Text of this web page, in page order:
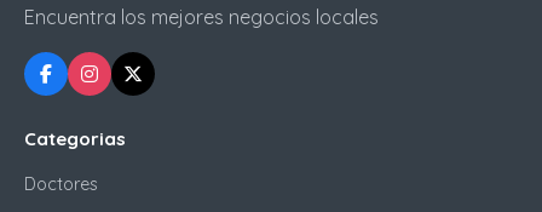
Encuentra los mejores negocios locales
Categorias
Doctores